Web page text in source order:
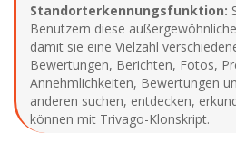
Standorterkennungsfunktion:
Benutzern diese
damit sie eine Vielzahl
Bewertungen, Berichten, Fotos,
Annehmlichkeiten, Bewertungen
anderen suchen, entdecken,
können mit Trivago-Klonskript.